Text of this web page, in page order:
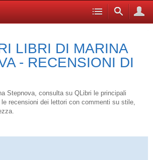
LIBRI DI MARINA
- RECENSIONI DI
Stepnova, consulta su QLibri le principali
recensioni dei lettori con commenti su stile,